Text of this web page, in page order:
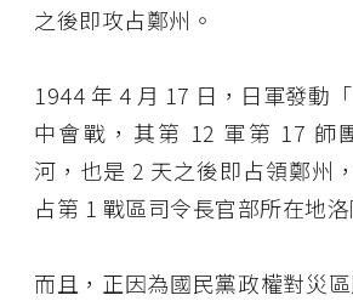
之後即攻占鄭州。
1944 年 4 月 17 日，日軍發動
中會戰，其第 12 軍第 17 師
河，也是 2 天之後即占領鄭州
占第 1 戰區司令長官部所在地
而且，正因為國民黨政權對災